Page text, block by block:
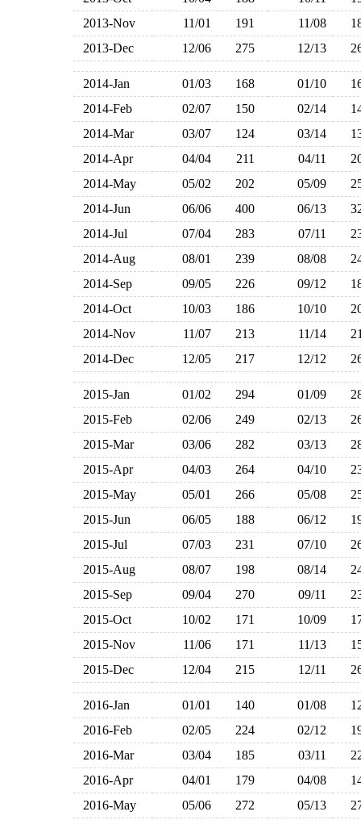
2013-Nov
11/01 191 11/08
2013-Dec
12/06 275 12/13
2014-Jan 01/03 168 01/10
2014-Feb
02/07 150 02/14
2014-Mar
03/07 124 03/14
2014-Apr
04/04 211 04/11
2014-May
05/02 202 05/09
2014-Jun
06/06 400 06/13
2014-Jul
07/04 283 07/11
2014-Aug
08/01 239 08/08
2014-Sep
09/05 226 09/12
2014-Oct
10/03 186 10/10
2014-Nov
11/07 213 11/14
2014-Dec
12/05 217 12/12
2015-Jan 01/02 294 01/09
2015-Feb
02/06 249 02/13
2015-Mar
03/06 282 03/13
2015-Apr
04/03 264 04/10
2015-May
05/01 266 05/08
2015-Jun
06/05 188 06/12
2015-Jul
07/03 231 07/10
2015-Aug
08/07 198 08/14
2015-Sep
09/04 270 09/11
2015-Oct
10/02 171 10/09
2015-Nov
11/06 171 11/13
2015-Dec
12/04 215 12/11
2016-Jan 01/01 140 01/08
2016-Feb
02/05 224 02/12
2016-Mar
03/04 185 03/11
2016-Apr
04/01 179 04/08
2016-May
05/06 272 05/13